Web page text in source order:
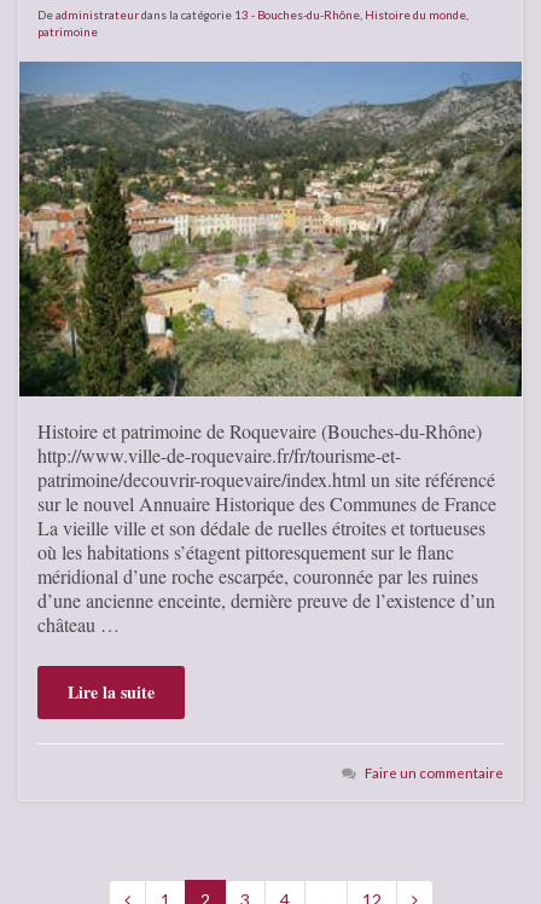
Deadministrateurdans la catégorie 13 - Bouches-du-Rhône Histoire du monde
patrimoine
Histoire et patrimoine de Roquevaire (Bouches-du-Rhône)
http://www.ville-de-roquevaire.fr/fr/tourisme-et-
patrimoine/decouvrir-roquevaire/index.html un site référencé
sur le nouvel Annuaire Historique des Communes de France
La vieille ville et son dédale de ruelles étroites et tortueuses
où les habitations s’étagent pittoresquement sur le flanc
méridional d’une roche escarpée, couronnée par les ruines
d’une ancienne enceinte, dernière preuve de l’existence d’un
château …
Lire la suite
Faire un commentaire